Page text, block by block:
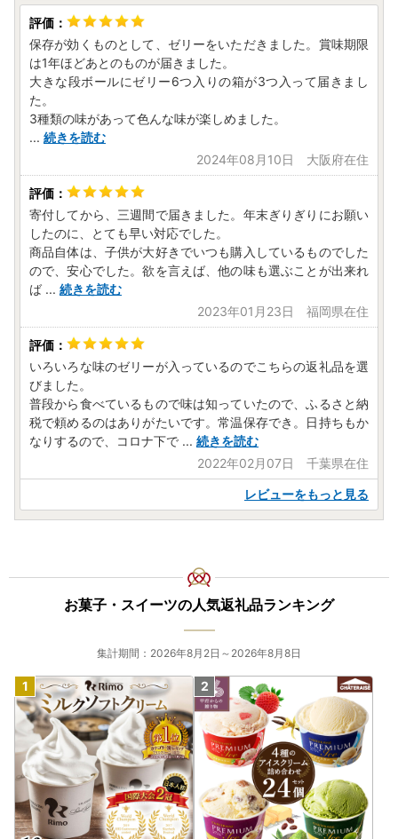
保存が効くものとして、ゼリーをいただきました。賞味期限
は1年ほどあとのものが届きました。
大きな段ボールにゼリー6つ入りの箱が3つ入って届きまし
た。
3種類の味があって色んな味が楽しめました。
... 続きを読む
2024年08月10日 大阪府在住
寄付してから、三週間で届きました。年末ぎりぎりにお願い
したのに、とても早い対応でした。
商品自体は、子供が大好きでいつも購入しているものでした
ので、安心でした。欲を言えば、他の味も選ぶことが出来れ
ば ... 続きを読む
2023年01月23日 福岡県在住
いろいろな味のゼリーが入っているのでこちらの返礼品を選
びました。
普段から食べているもので味は知っていたので、ふるさと納
税で頼めるのはありがたいです。常温保存でき。日持ちもか
なりするので、コロナ下で ... 続きを読む
2022年02月07日 千葉県在住
レビューをもっと見る
お菓子・スイーツの人気返礼品ランキング
集計期間：2026年8月2日～2026年8月8日